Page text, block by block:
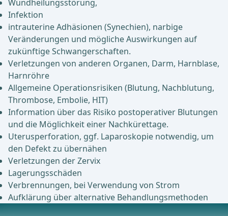
Wundheilungsstörung,
Infektion
intrauterine Adhäsionen (Synechien), narbige
Veränderungen und mögliche Auswirkungen auf
zukünftige Schwangerschaften.
Verletzungen von anderen Organen, Darm, Harnblase,
Harnröhre
Allgemeine Operationsrisiken (Blutung, Nachblutung,
Thrombose, Embolie, HIT)
Information über das Risiko postoperativer Blutungen
und die Möglichkeit einer Nachkürettage.
Uterusperforation, ggf. Laparoskopie notwendig, um
den Defekt zu übernähen
Verletzungen der Zervix
Lagerungsschäden
Verbrennungen, bei Verwendung von Strom
Aufklärung über alternative Behandlungsmethoden
Präopertive Vorbereitung